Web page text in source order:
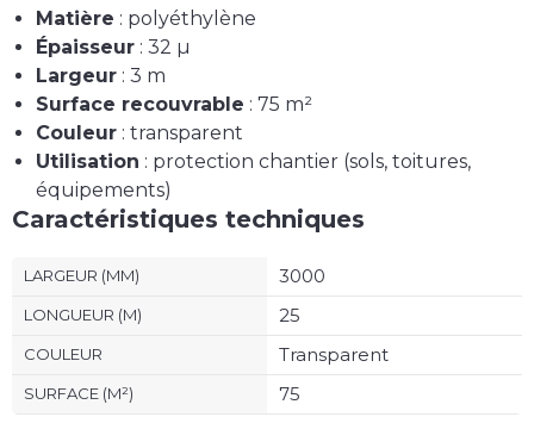
Matière : polyéthylène
Épaisseur : 32 µ
Largeur : 3 m
Surface recouvrable : 75 m²
Couleur : transparent
Utilisation : protection chantier (sols, toitures,
équipements)
Caractéristiques techniques
LARGEUR (MM) 3000
LONGUEUR (M) 25
COULEUR Transparent
SURFACE (M²) 75